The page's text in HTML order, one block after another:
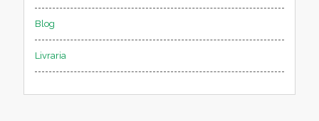
Blog
Livraria